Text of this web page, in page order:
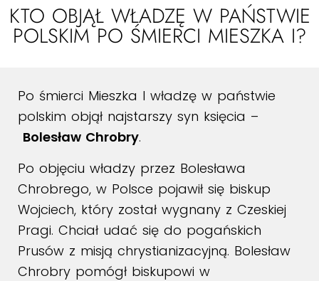
KTO OBJĄŁ WŁADZĘ W PAŃSTWIE
POLSKIM PO ŚMIERCI MIESZKA I?
Po śmierci Mieszka I władzę w państwie
polskim objął najstarszy syn księcia –
Bolesław Chrobry.
Po objęciu władzy przez Bolesława
Chrobrego, w Polsce pojawił się biskup
Wojciech, który został wygnany z Czeskiej
Pragi. Chciał udać się do pogańskich
Prusów z misją chrystianizacyjną. Bolesław
Chrobry pomógł biskupowi w